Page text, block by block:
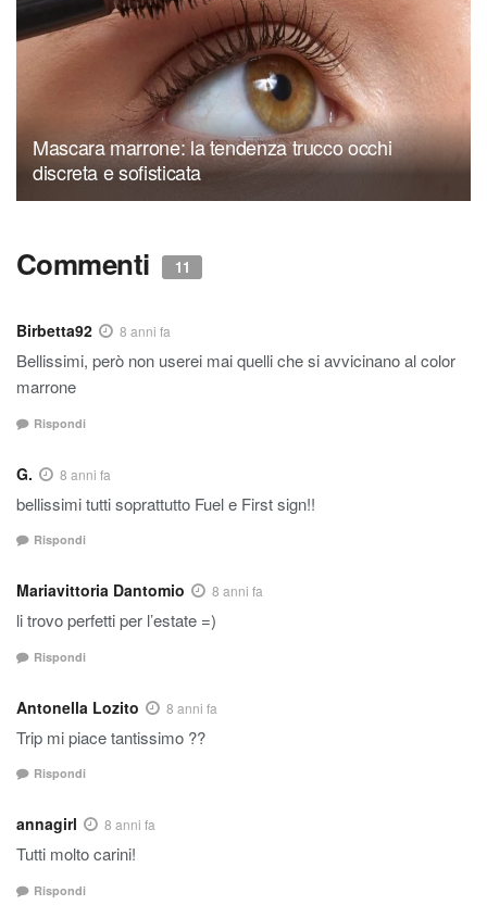
Mascara marrone: la tendenza trucco occhi
discreta e sofisticata
Commenti 11
Birbetta92 8 anni fa
Bellissimi, però non userei mai quelli che si avvicinano al color
marrone
Rispondi
G. 8 anni fa
bellissimi tutti soprattutto Fuel e First sign!!
Rispondi
Mariavittoria Dantomio 8 anni fa
li trovo perfetti per l’estate =)
Rispondi
Antonella Lozito 8 anni fa
Trip mi piace tantissimo ??
Rispondi
annagirl 8 anni fa
Tutti molto carini!
Rispondi